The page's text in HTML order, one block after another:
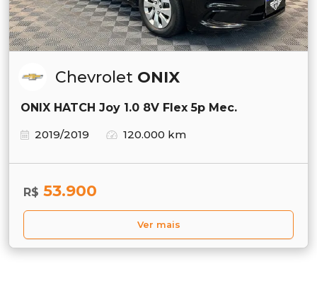
Chevrolet ONIX
ONIX HATCH Joy 1.0 8V Flex 5p Mec.
2019/2019
120.000 km
R$ 53.900
Ver mais